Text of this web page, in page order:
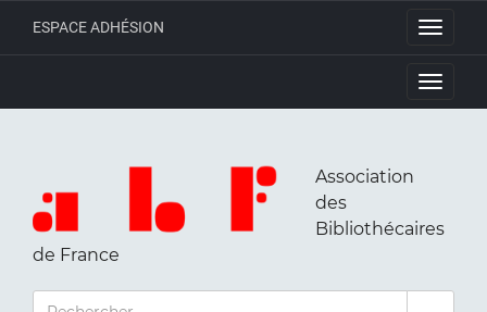
Toggle
ESPACE ADHÉSION
Toggle
Association
des
Bibliothécaires
de France
RECHERCHER